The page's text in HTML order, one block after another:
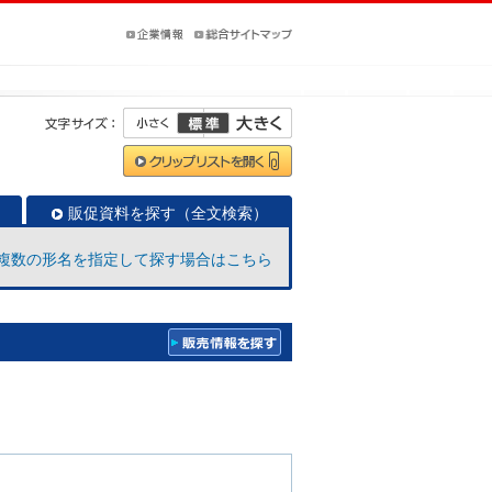
販促資料を探す（全文検索）
数の形名を指定して探す場合はこちら